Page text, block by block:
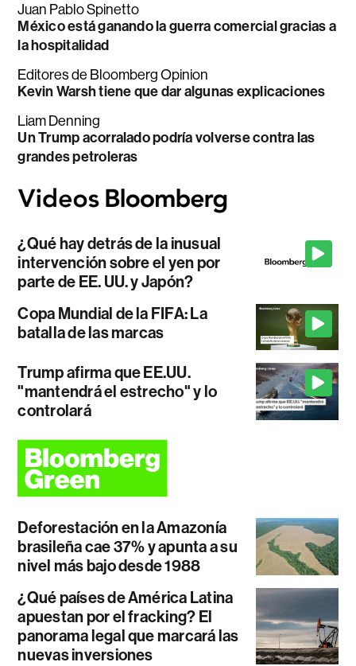
Juan Pablo Spinetto
México está ganando la guerra comercial gracias a
la hospitalidad
Editores de Bloomberg Opinion
Kevin Warsh tiene que dar algunas explicaciones
Liam Denning
Un Trump acorralado podría volverse contra las
grandes petroleras
¿Qué hay detrás de la inusual
intervención sobre el yen por
parte de EE. UU. y Japón?
Copa Mundial de la FIFA: La
batalla de las marcas
Trump afirma que EE.UU.
"mantendrá el estrecho" y lo
controlará
Deforestación en la Amazonía
brasileña cae 37% y apunta a su
nivel más bajo desde 1988
¿Qué países de América Latina
apuestan por el fracking? El
panorama legal que marcará las
nuevas inversiones